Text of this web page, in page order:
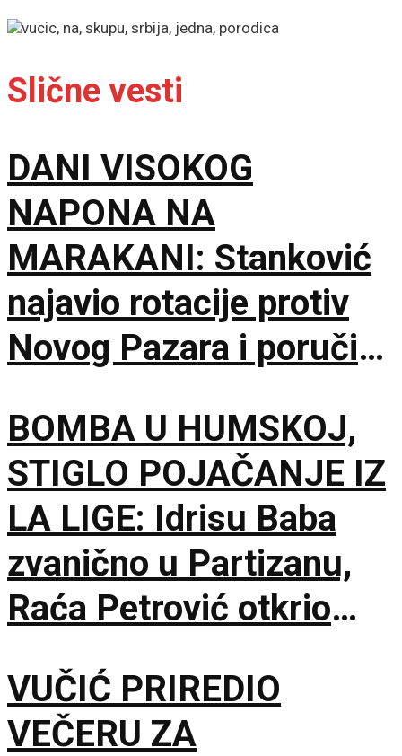
Slične vesti
DANI VISOKOG
NAPONA NA
MARAKANI: Stanković
najavio rotacije protiv
Novog Pazara i poručio
smrti, ali hoću
maksimum!
BOMBA U HUMSKOJ,
STIGLO POJAČANJE IZ
LA LIGE: Idrisu Baba
zvanično u Partizanu,
Raća Petrović otkrio
VUČIĆ PRIREDIO
VEČERU ZA